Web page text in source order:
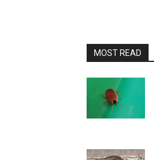
MOST READ